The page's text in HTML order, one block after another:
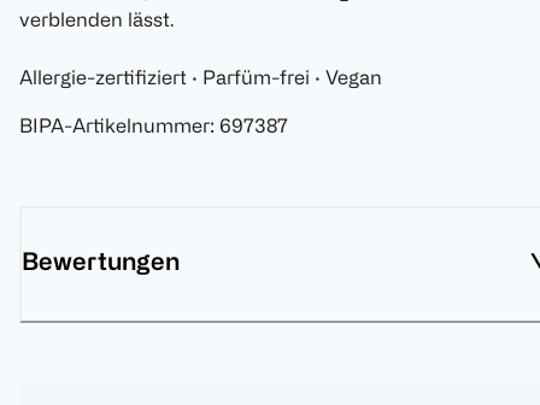
verblenden lässt.
Allergie-zertifiziert · Parfüm-frei · Vegan
BIPA-Artikelnummer: 697387
Bewertungen